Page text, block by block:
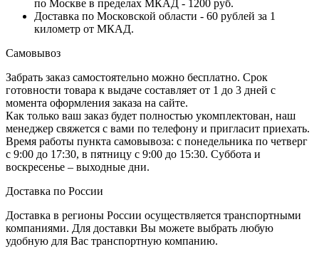
по Москве в пределах МКАД - 1200 руб.
Доставка по Московской области - 60 рублей за 1
километр от МКАД.
Самовывоз
Забрать заказ самостоятельно можно бесплатно. Срок
готовности товара к выдаче составляет от 1 до 3 дней с
момента оформления заказа на сайте.
Как только ваш заказ будет полностью укомплектован, наш
менеджер свяжется с вами по телефону и пригласит приехать.
Время работы пункта самовывоза: с понедельника по четверг
с 9:00 до 17:30, в пятницу с 9:00 до 15:30. Суббота и
воскресенье – выходные дни.
Доставка по России
Доставка в регионы России осуществляется транспортными
компаниями. Для доставки Вы можете выбрать любую
удобную для Вас транспортную компанию.